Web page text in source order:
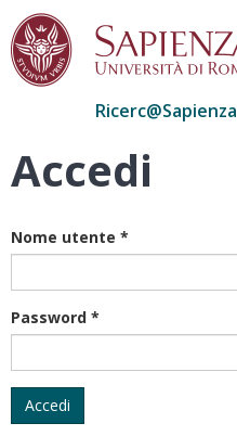
Salta
Ricerc@Sapienza
Accedi
Nome utente *
Password *
Accedi